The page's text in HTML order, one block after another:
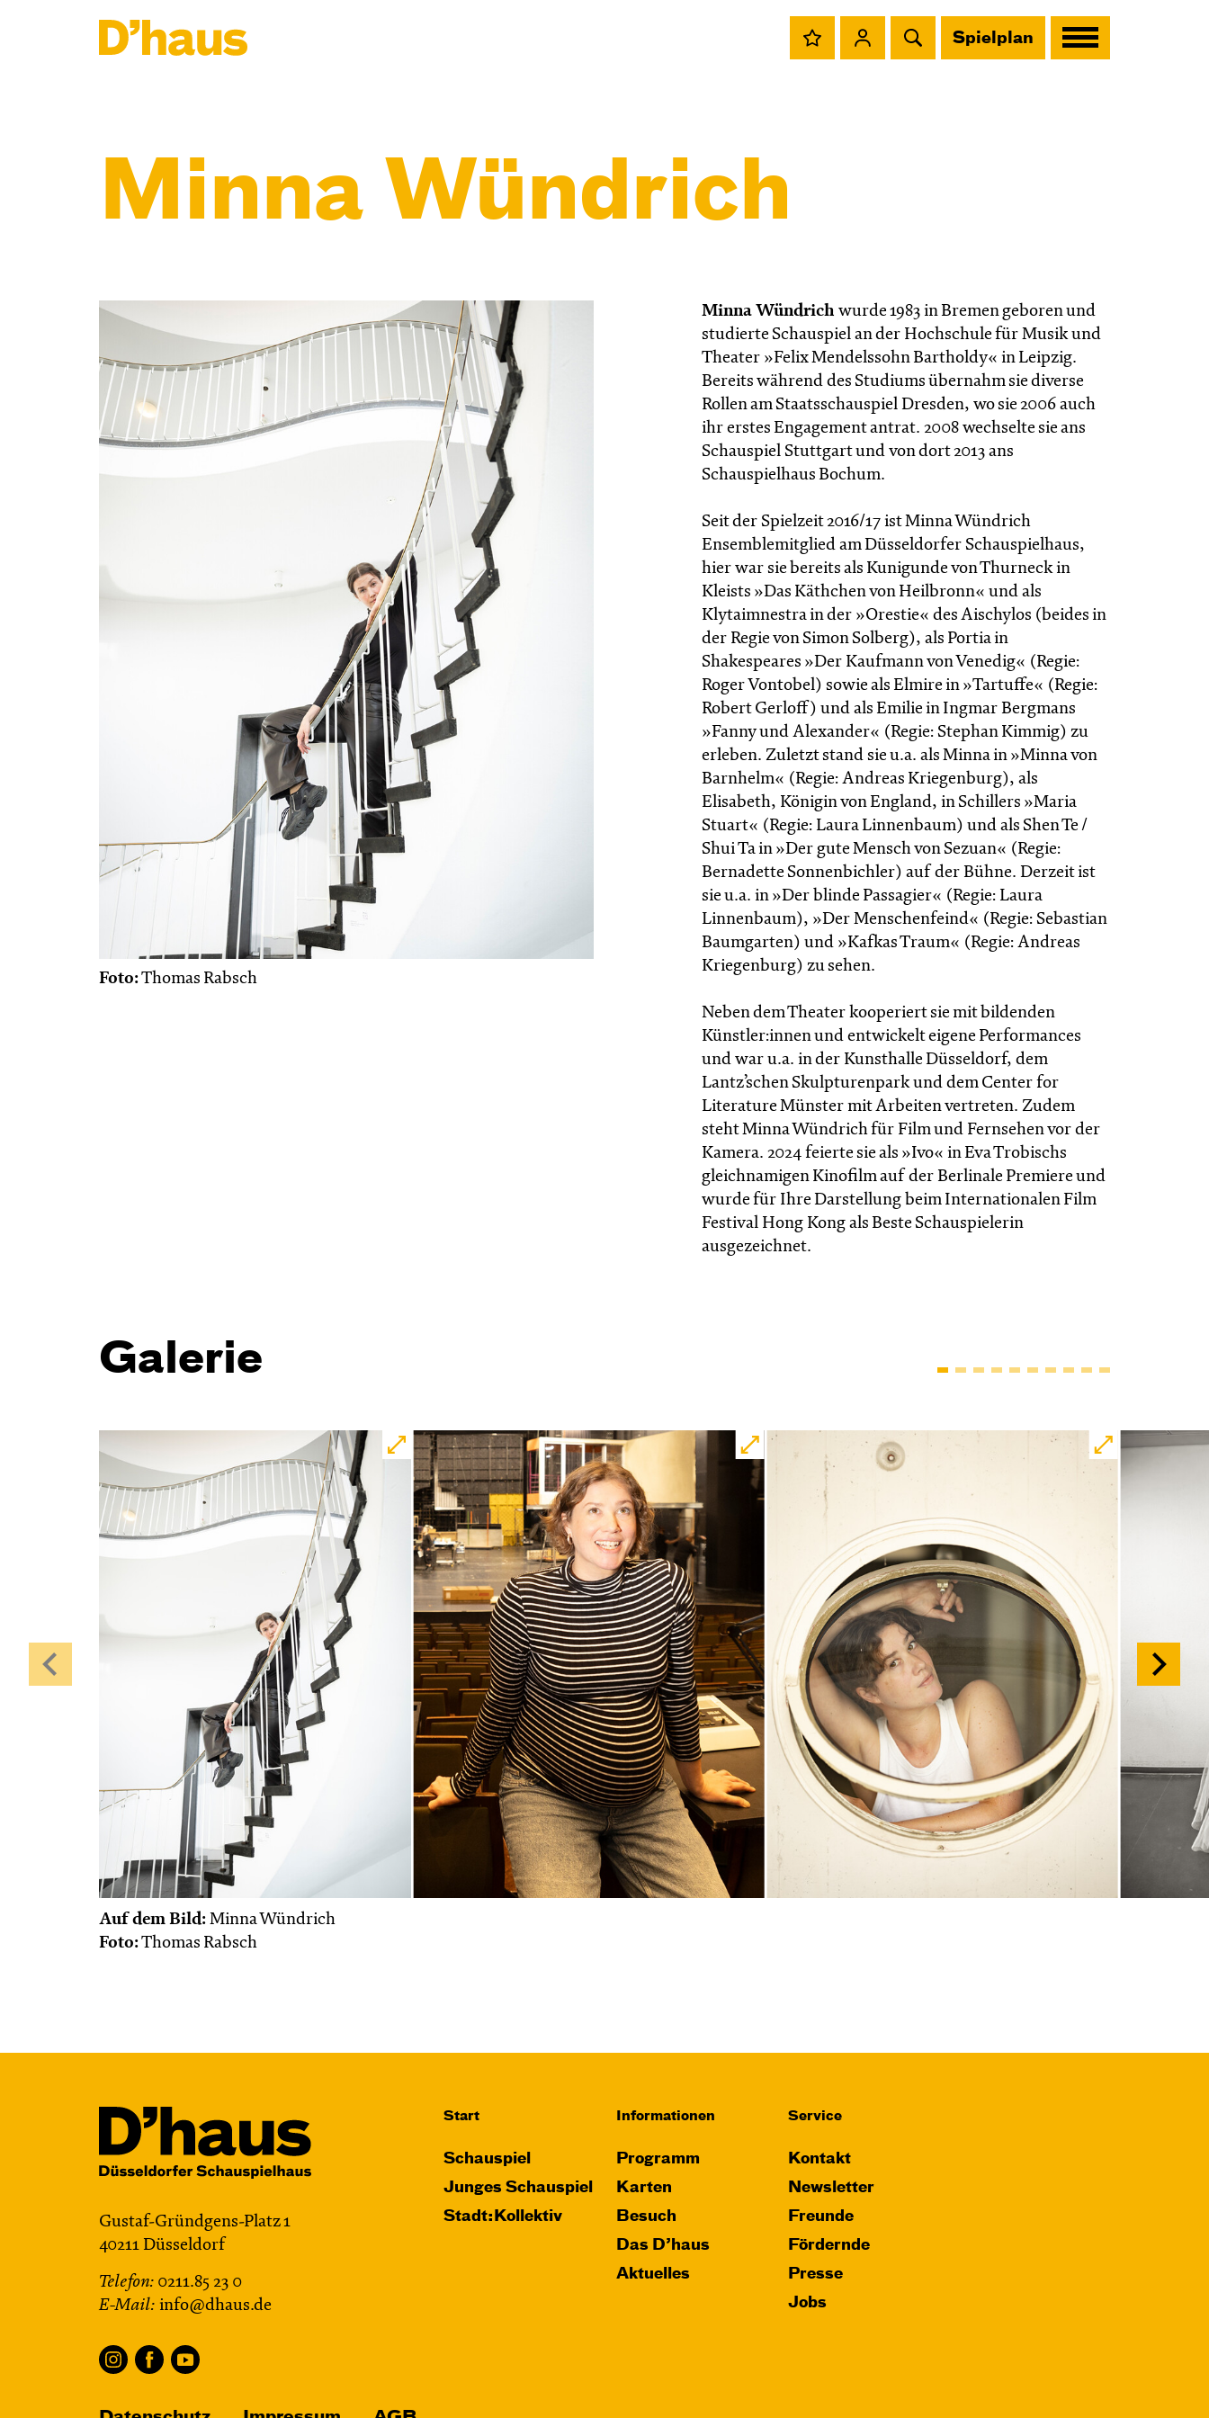
Spielplan
Minna Wündrich
Foto:Thomas Rabsch
Minna Wündrich wurde 1983 in Bremen geboren und
studierte Schauspiel an der Hochschule für Musik und
Theater »Felix Mendelssohn Bartholdy« in Leipzig.
Bereits während des Studiums übernahm sie diverse
Rollen am Staatsschauspiel Dresden, wo sie 2006 auch
ihr erstes Engagement antrat. 2008 wechselte sie ans
Schauspiel Stuttgart und von dort 2013 ans
Schauspielhaus Bochum.
Seit der Spielzeit 2016/17 ist Minna Wündrich
Ensemblemitglied am Düsseldorfer Schauspielhaus,
hier war sie bereits als Kunigunde von Thurneck in
Kleists »Das Käthchen von Heilbronn« und als
Klytaimnestra in der »Orestie« des Aischylos (beides in
der Regie von Simon Solberg), als Portia in
Shakespeares »Der Kaufmann von Venedig« (Regie:
Roger Vontobel) sowie als Elmire in »Tartuffe« (Regie:
Robert Gerloff) und als Emilie in Ingmar Bergmans
»Fanny und Alexander« (Regie: Stephan Kimmig) zu
erleben. Zuletzt stand sie u.a. als Minna in »Minna von
Barnhelm« (Regie: Andreas Kriegenburg), als
Elisabeth, Königin von England, in Schillers »Maria
Stuart« (Regie: Laura Linnenbaum) und als Shen Te /
Shui Ta in »Der gute Mensch von Sezuan« (Regie:
Bernadette Sonnenbichler) auf der Bühne. Derzeit ist
sie u.a. in »Der blinde Passagier« (Regie: Laura
Linnenbaum), »Der Menschen­feind« (Regie: Sebastian
Baumgarten) und »Kafkas Traum« (Regie: Andreas
Kriegenburg) zu sehen.
Neben dem Theater kooperiert sie mit bildenden
Künstler:innen und entwickelt eigene Performances
und war u.a. in der Kunsthalle Düsseldorf, dem
Lantz’schen Skulpturenpark und dem Center for
Literature Münster mit Arbeiten vertreten. Zudem
steht Minna Wündrich für Film und Fernsehen vor der
Kamera. 2024 feierte sie als »Ivo« in Eva Trobischs
gleichnamigen Kinofilm auf der Berlinale Premiere und
wurde für Ihre Darstellung beim Internationalen Film
Festival Hong Kong als Beste Schauspielerin
ausgezeichnet.
Galerie
Auf dem Bild: Minna Wündrich
Foto:Thomas Rabsch
Gustaf-Gründgens-Platz 1
40211 Düsseldorf
Telefon: 0211.85 23 0
E-Mail: info@dhaus.de
Start
Schauspiel
Junges Schauspiel
Stadt:Kollektiv
Informationen
Programm
Karten
Besuch
Das D’haus
Aktuelles
Service
Kontakt
Newsletter
Freunde
Fördernde
Presse
Jobs